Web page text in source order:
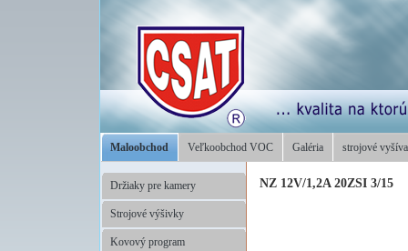
Maloobchod Veľkoobchod VOC Galéria strojové
Držiaky pre kamery
Strojové výšivky
Kovový program
NZ 12V/1,2A 20ZSI 3/15